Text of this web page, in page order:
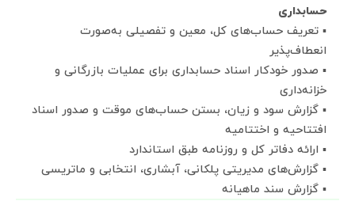
حسابداری
▪ تعریف حساب‌های کل، معین و تفصیلی به‌صورت
انعطاف‌پذیر
▪ صدور خودکار اسناد حسابداری برای عملیات بازرگانی و
خزانه‌داری
▪ گزارش سود و زیان، بستن حساب‌های موقت و صدور اسناد
افتتاحیه و اختتامیه
▪ ارائه دفاتر کل و روزنامه طبق استاندارد
▪ گزارش‌های مدیریتی پلکانی، آبشاری، انتخابی و ماتریسی
▪ گزارش سند ماهیانه